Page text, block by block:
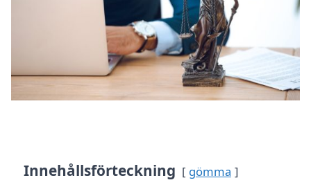
Innehållsförteckning gömma